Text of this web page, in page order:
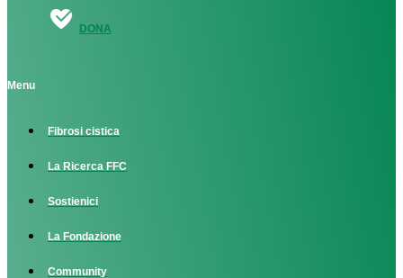
DONA
Menu
Fibrosi cistica
La Ricerca FFC
Sostienici
La Fondazione
Community